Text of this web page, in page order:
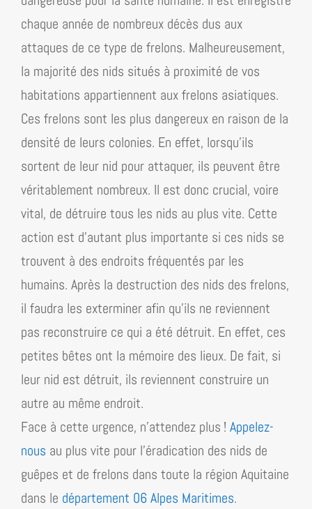
chaque année de nombreux décès dus aux
attaques de ce type de frelons. Malheureusement,
la majorité des nids situés à proximité de vos
habitations appartiennent aux frelons asiatiques.
Ces frelons sont les plus dangereux en raison de la
densité de leurs colonies. En effet, lorsqu’ils
sortent de leur nid pour attaquer, ils peuvent être
véritablement nombreux. Il est donc crucial, voire
vital, de détruire tous les nids au plus vite. Cette
action est d’autant plus importante si ces nids se
trouvent à des endroits fréquentés par les
humains. Après la destruction des nids des frelons,
il faudra les exterminer afin qu’ils ne reviennent
pas reconstruire ce qui a été détruit. En effet, ces
petites bêtes ont la mémoire des lieux. De fait, si
leur nid est détruit, ils reviennent construire un
autre au même endroit.
Face à cette urgence, n’attendez plus ! Appelez-
nous au plus vite pour l’éradication des nids de
guêpes et de frelons dans toute la région Aquitaine
dans le département 06 Alpes Maritimes.